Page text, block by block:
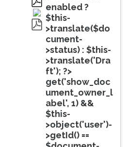
pdf
pdf
enabled ?
$this-
>translate($do
cument-
>status) : $this-
>translate('Dra
ft'); ?>
get('show_doc
ument_owner_l
abel', 1) &&
$this-
>object('user')-
>getId() ==